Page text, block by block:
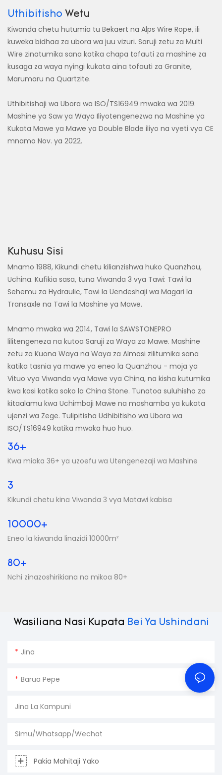
Uthibitisho Wetu
Kiwanda chetu hutumia tu Bekaert na Alps Wire Rope, ili
kuweka bidhaa za ubora wa juu vizuri. Saruji zetu za Multi
Wire zinatumika sana katika chapa tofauti za mashine za
kusaga za waya nyingi kukata aina tofauti za Granite,
Marumaru na Quartzite.
Uthibitishaji wa Ubora wa ISO/TS16949 mwaka wa 2019.
Mashine ya Saw ya Waya Iliyotengenezwa na Mashine ya
Kukata Mawe ya Mawe ya Double Blade iliyo na vyeti vya CE
mnamo Nov. ya 2022.
Kuhusu Sisi
Mnamo 1988, Kikundi chetu kilianzishwa huko Quanzhou,
Uchina. Kufikia sasa, tuna Viwanda 3 vya Tawi: Tawi la
Sehemu za Hydraulic, Tawi la Uendeshaji wa Magari la
Transaxle na Tawi la Mashine ya Mawe.
Mnamo mwaka wa 2014, Tawi la SAWSTONEPRO
lilitengeneza na kutoa Saruji za Waya za Mawe. Mashine
zetu za Kuona Waya na Waya za Almasi zilitumika sana
katika tasnia ya mawe ya eneo la Quanzhou - moja ya
Vituo vya Viwanda vya Mawe vya China, na kisha kutumika
kwa kasi katika soko la China Stone. Tunatoa suluhisho za
kitaalamu kwa Uchimbaji Mawe na mashamba ya kukata
ujenzi wa Zege. Tulipitisha Udhibitisho wa Ubora wa
ISO/TS16949 katika mwaka huo huo.
36+
Kwa miaka 36+ ya uzoefu wa Utengenezaji wa Mashine
3
Kikundi chetu kina Viwanda 3 vya Matawi kabisa
10000+
Eneo la kiwanda linazidi 10000m²
80+
Nchi zinazoshirikiana na mikoa 80+
Wasiliana Nasi Kupata Bei Ya Ushindani
Jina
Barua Pepe
Jina La Kampuni
Simu/Whatsapp/Wechat
Pakia Mahitaji Yako